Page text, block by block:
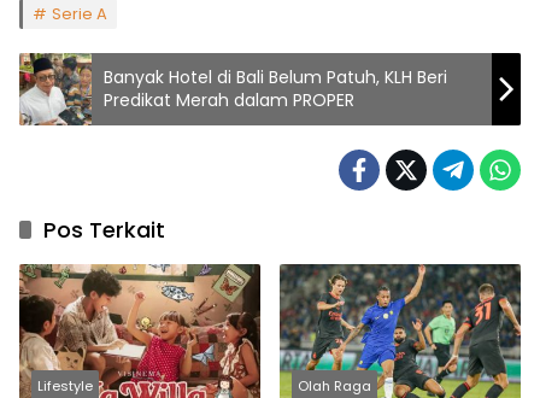
Serie A
Banyak Hotel di Bali Belum Patuh, KLH Beri
Predikat Merah dalam PROPER
Pos Terkait
Lifestyle Olah Raga